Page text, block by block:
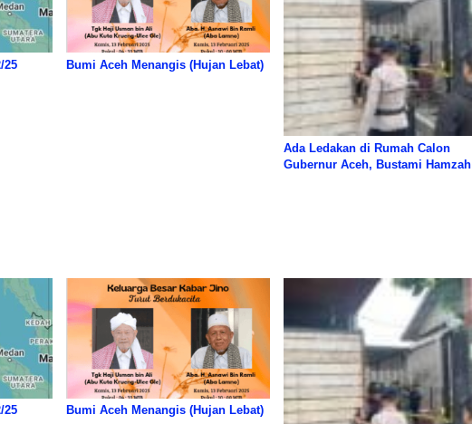
25
Bumi Aceh Menangis (Hujan Lebat)
Ada Ledakan di Rumah Calon
Gubernur Aceh, Bustami Hamzah
25
Bumi Aceh Menangis (Hujan Lebat)